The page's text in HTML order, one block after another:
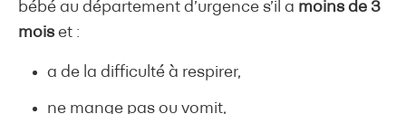
bébé au département d’urgence s’il a moins de 3
mois et :
a de la difficulté à respirer,
ne mange pas ou vomit,